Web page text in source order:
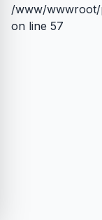
/www/wwwroot/
on line 57